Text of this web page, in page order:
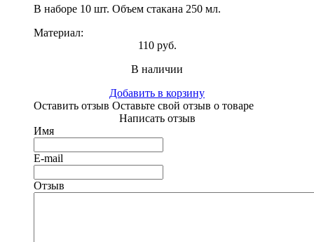
В наборе 10 шт. Объем стакана 250 мл.
Материал:
110 руб.
В наличии
Добавить в корзину
Оставить отзыв Оставьте свой отзыв о товаре
Написать отзыв
Имя
E-mail
Отзыв